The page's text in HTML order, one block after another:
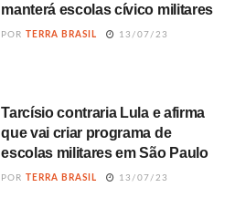
manterá escolas cívico militares
POR TERRA BRASIL 13/07/23
Tarcísio contraria Lula e afirma
que vai criar programa de
escolas militares em São Paulo
POR TERRA BRASIL 13/07/23